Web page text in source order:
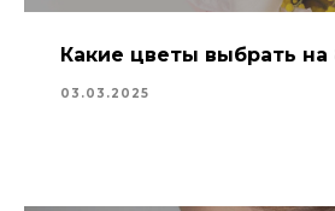
Какие цветы выбрать на
03.03.2025